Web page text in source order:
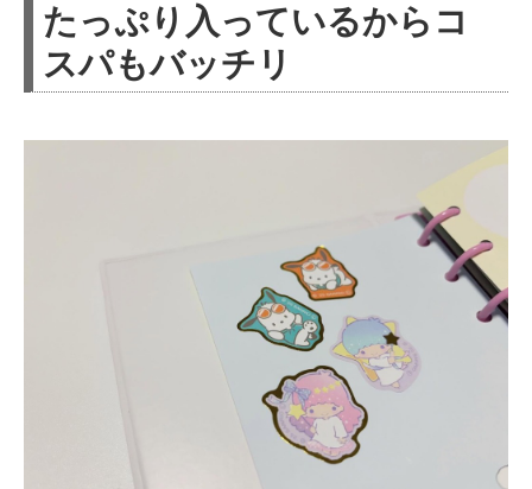
たっぷり入っているからコ
スパもバッチリ